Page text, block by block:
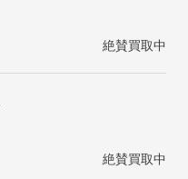
絶賛買取中
絶賛買取中